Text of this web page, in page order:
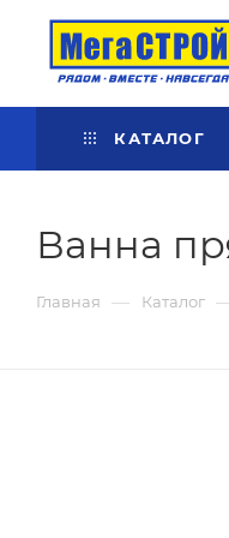
КАТАЛОГ
Ванна
Главная — Каталог